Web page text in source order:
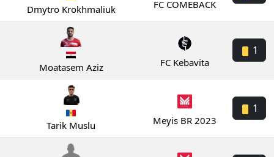
Dmytro Krokhmaliuk FC COMEBACK
Moatasem Aziz FC Kebavita
1
Tarik Muslu Meyis BR 2023
1